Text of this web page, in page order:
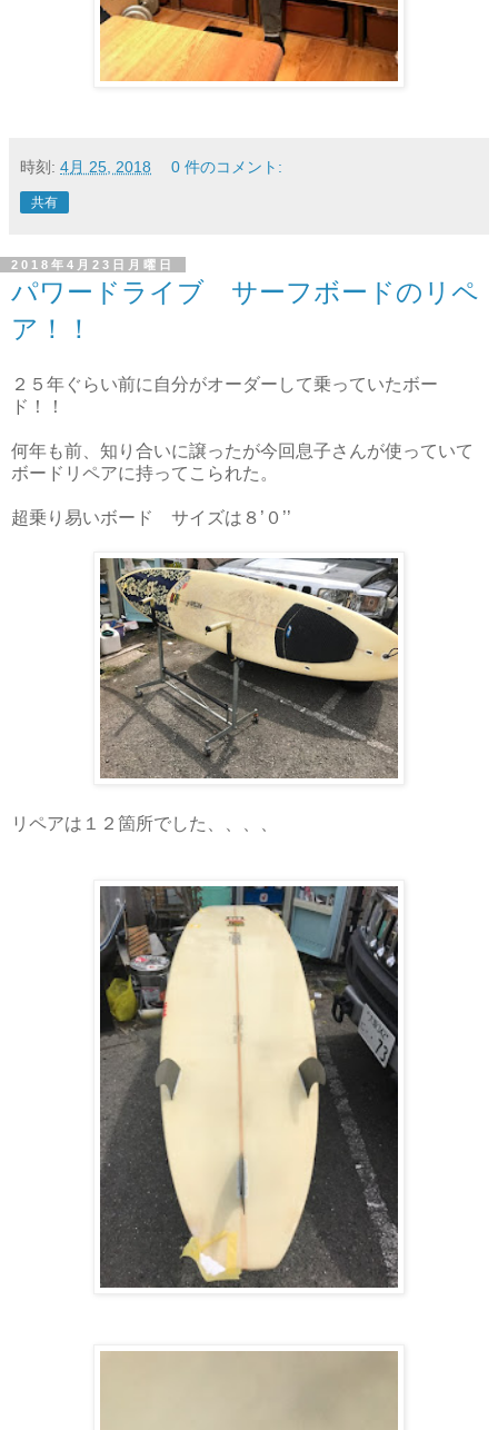
時刻: 4月 25, 2018 0 件のコメント:
共有
2018年4月23日月曜日
パワードライブ サーフボードのリペ
ア！！
２５年ぐらい前に自分がオーダーして乗っていたボー
ド！！
何年も前、知り合いに譲ったが今回息子さんが使っていて
ボードリペアに持ってこられた。
超乗り易いボード サイズは８’０’’
リペアは１２箇所でした、、、、